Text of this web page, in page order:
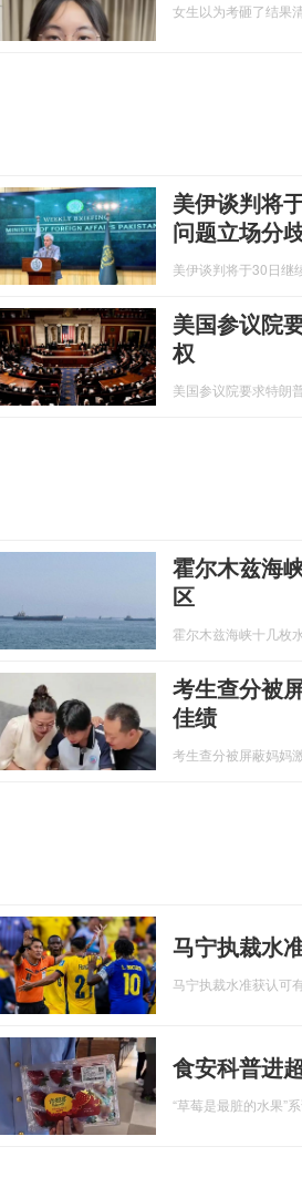
女生以为考砸了结果
美伊谈判将
问题立场分
美伊谈判将于30日继
美国参议院
权
美国参议院要求特朗
霍尔木兹海
区
霍尔木兹海峡十几枚
考生查分被
佳绩
考生查分被屏蔽妈妈
马宁执裁水
马宁执裁水准获认可
食安科普进
“草莓是最脏的水果”